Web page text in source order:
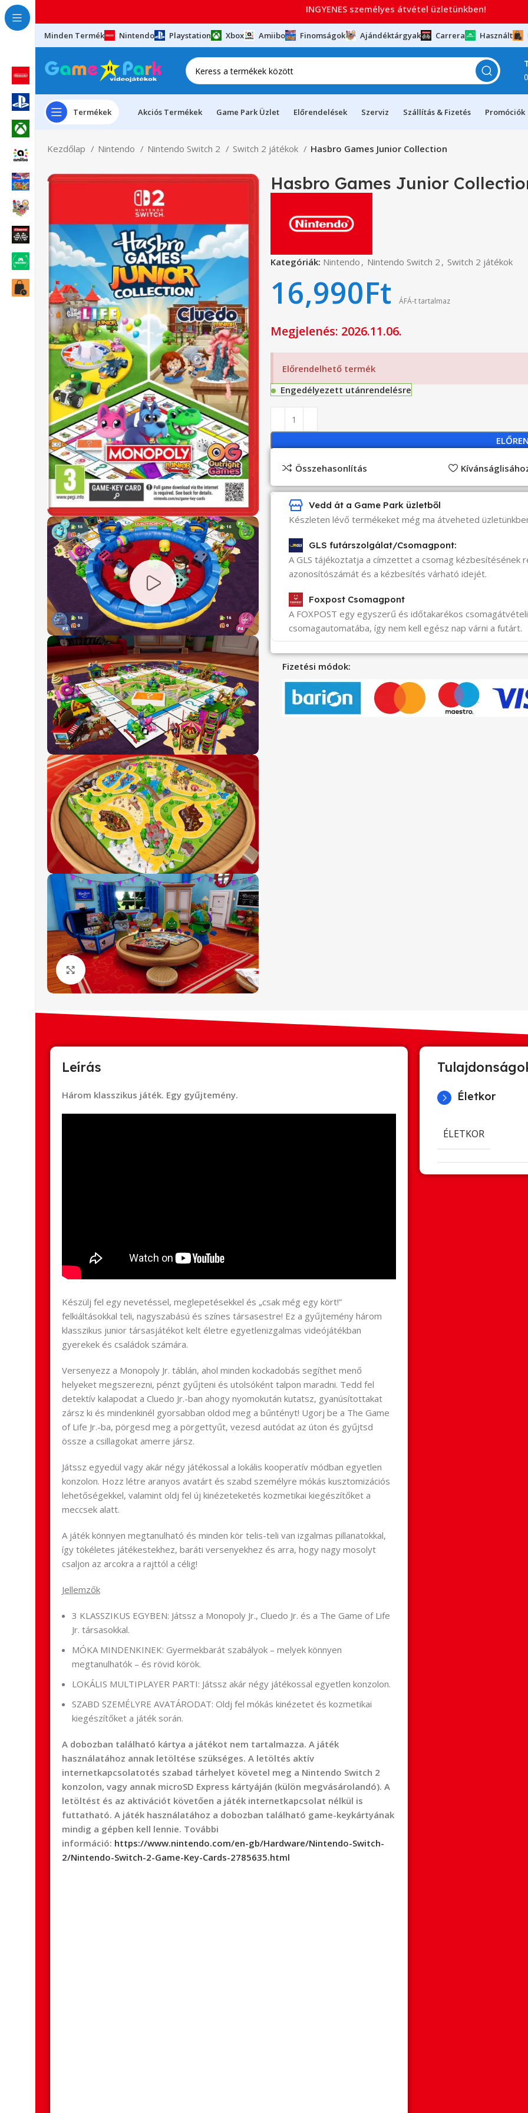
Minden Termék Nintendo Playstation Xbox Amiibo Finomságok Ajándéktárgyak Carrera Használt
Termékek Akciós Termékek Game Park Üzlet Előrendelések Szerviz Szállítás & Fizetés Promóciók
Kezdőlap Nintendo Nintendo Switch 2 Switch 2 játékok Hasbro Games Junior Collection
Click to enlarge
Hasbro Games Junior
Kategóriák: Nintendo , Nintendo Switch 2 , Switch 2 játékok
16,990Ft ÁFÁ-t tartalmaz
Megjelenés: 2026.11.06.
Előrendelhető termék
Engedélyezett utánrendelésre
Összehasonlítás
Vedd át a Game Park üzletből
Készleten lévő termékeket még ma átveheted
GLS futárszolgálat/Csomagpont:
A GLS tájékoztatja a címzettet a csomag kézbesítésének
azonosítószámát és a kézbesítés várható idejét.
Foxpost Csomagpont
A FOXPOST egy egyszerű és időtakarékos
csomagautomatába, így nem kell egész nap várni a futárt.
Fizetési módok:
Leírás
Három klasszikus játék. Egy gyűjtemény.
Készülj fel egy nevetéssel, meglepetésekkel és „csak még egy kört!”
felkiáltásokkal teli, nagyszabású és színes társasestre! Ez a gyűjtemény három
klasszikus junior társasjátékot kelt életre egyetlenizgalmas videójátékban
gyerekek és családok számára.
Versenyezz a Monopoly Jr. táblán, ahol minden kockadobás segíthet menő
helyeket megszerezni, pénzt gyűjteni és utolsóként talpon maradni. Tedd fel
detektív kalapodat a Cluedo Jr.-ban ahogy nyomokután kutatsz, gyanúsítottakat
zársz ki és mindenkinél gyorsabban oldod meg a bűntényt! Ugorj be a The Game
of Life Jr.-ba, pörgesd meg a pörgettyűt, vezesd autódat az úton és gyűjtsd
össze a csillagokat amerre jársz.
Játssz egyedül vagy akár négy játékossal a lokális kooperatív módban egyetlen
konzolon. Hozz létre aranyos avatárt és szabd személyre mókás kusztomizációs
lehetőségekkel, valamint oldj fel új kinézeteketés kozmetikai kiegészítőket a
meccsek alatt.
A játék könnyen megtanulható és minden kör telis-teli van izgalmas pillanatokkal,
így tökéletes játékestekhez, baráti versenyekhez és arra, hogy nagy mosolyt
csaljon az arcokra a rajttól a célig!
Jellemzők
3 KLASSZIKUS EGYBEN: Játssz a Monopoly Jr., Cluedo Jr. és a The Game of Life
Jr. társasokkal.
MÓKA MINDENKINEK: Gyermekbarát szabályok – melyek könnyen
megtanulhatók – és rövid körök.
LOKÁLIS MULTIPLAYER PARTI: Játssz akár négy játékossal egyetlen konzolon.
SZABD SZEMÉLYRE AVATÁRODAT: Oldj fel mókás kinézetet és kozmetikai
kiegészítőket a játék során.
A dobozban található kártya a játékot nem tartalmazza. A játék
használatához annak letöltése szükséges. A letöltés aktív
internetkapcsolatotés szabad tárhelyet követel meg a Nintendo Switch 2
konzolon, vagy annak microSD Express kártyáján (külön megvásárolandó). A
letöltést és az aktivációt követően a játék internetkapcsolat nélkül is
futtatható. A játék használatához a dobozban található game-keykártyának
mindig a gépben kell lennie. További
információ: https://www.nintendo.com/en-gb/Hardware/Nintendo-Switch-
2/Nintendo-Switch-2-Game-Key-Cards-2785635.html
Életkor
ÉLETKOR
INGYENES személyes átvétel üzletünkben!